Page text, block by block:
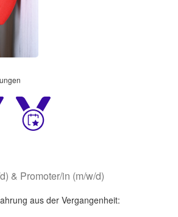
& Promoter/in (m/w/d)
aus der Vergangenheit: